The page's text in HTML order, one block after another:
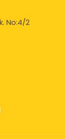
No:4/2